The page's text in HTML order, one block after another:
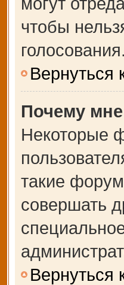
чтобы
голосования.
Вернуться
Почему
Некоторые
такие
совершать
Вернуться